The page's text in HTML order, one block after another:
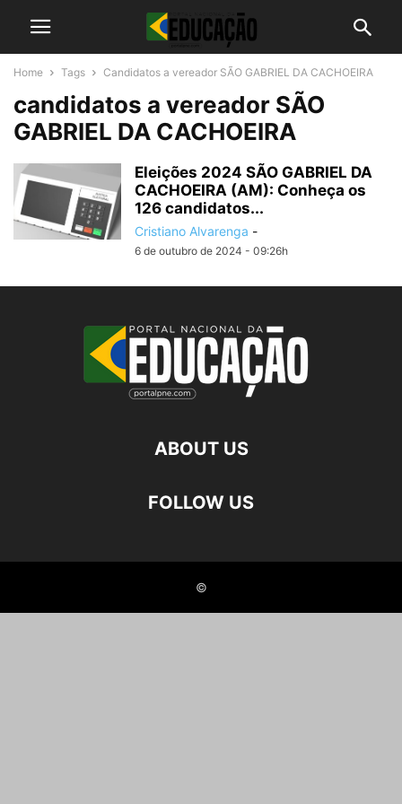
Home Tags Candidatos a vereador SÃO GABRIEL DA CACHOEIRA
candidatos a vereador SÃO
GABRIEL DA CACHOEIRA
Eleições 2024 SÃO GABRIEL DA
CACHOEIRA (AM): Conheça os
126 candidatos...
Cristiano Alvarenga -
6 de outubro de 2024 - 09:26h
ABOUT US
FOLLOW US
©